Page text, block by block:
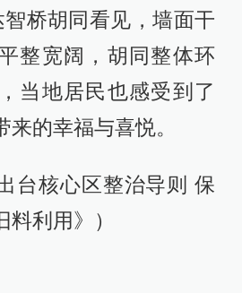
桥胡同看见，墙面干
整宽阔，胡同整体环
当地居民也感受到了
的幸福与喜悦。
台核心区整治导则 保
利用》）